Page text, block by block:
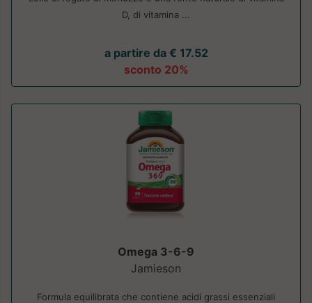
D, di vitamina ...
a partire da € 17.52
sconto 20%
Omega 3-6-9
Jamieson
Formula equilibrata che contiene acidi grassi essenziali